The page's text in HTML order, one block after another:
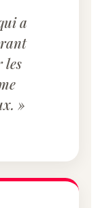
a
les
»